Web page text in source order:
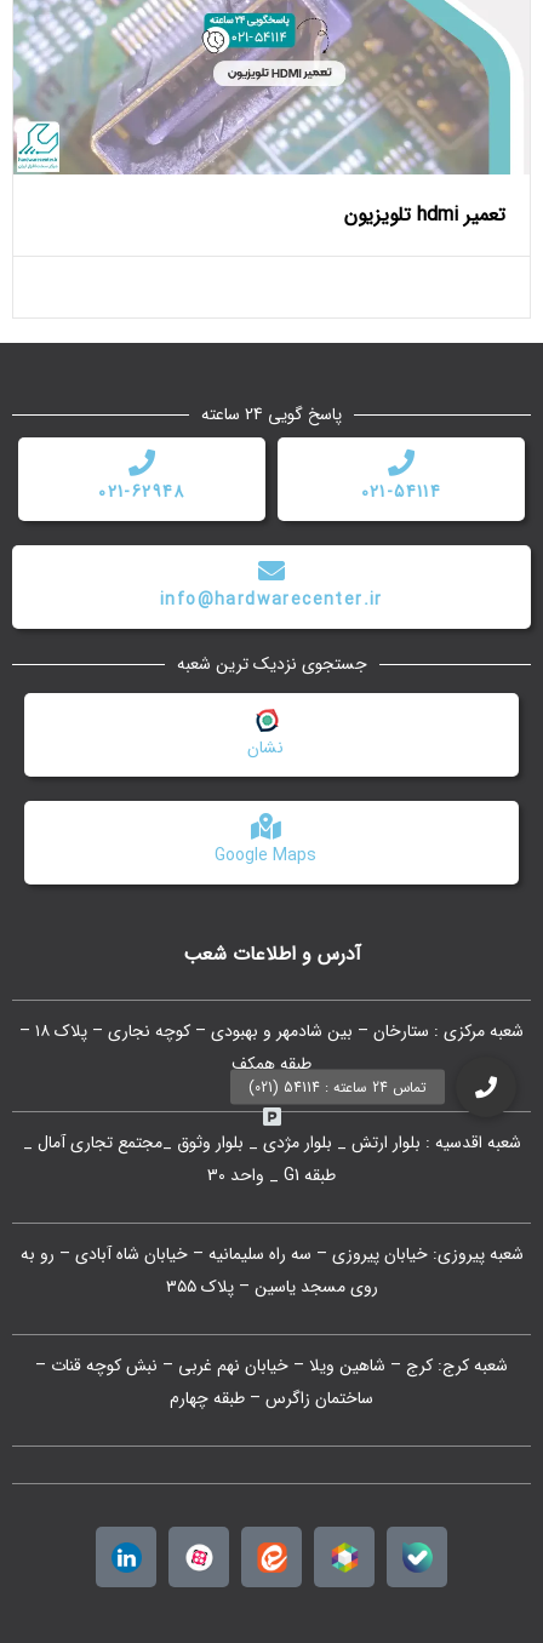
تعمیر hdmi تلویزیون
آدرس و اطلاعات شعب
شعبه مرکزی : ستارخان – بین شادمهر و بهبودی – کوچه نجاری – پلاک ۱۸ –
طبقه همکف
شعبه اقدسیه : بلوار ارتش _ بلوار مژدی _ بلوار وثوق _مجتمع تجاری آمال _
طبقه G1 _ واحد 30
شعبه پیروزی: خیابان پیروزی – سه راه سلیمانیه – خیابان شاه آبادی – رو به
روی مسجد یاسین – پلاک ۳۵۵
شعبه کرج: کرج – شاهین ویلا – خیابان نهم غربی – نبش کوچه قنات –
ساختمان زاگرس – طبقه چهارم
پاسخ گویی 24 ساعته
021-54114
021-62948
info@hardwarecenter.ir
جستجوی نزدیک ترین شعبه
Google Maps
نشان